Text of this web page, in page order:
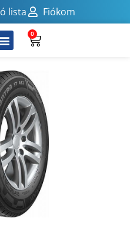
lista Fiókom
0